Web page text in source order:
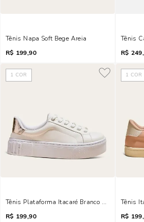
Tênis Napa Soft Bege Areia
R$ 199,90
Tênis
R$
1 COR
Tênis Plataforma Itacaré Branco E Metalizado
R$ 199,90
1 COR
Tênis
R$